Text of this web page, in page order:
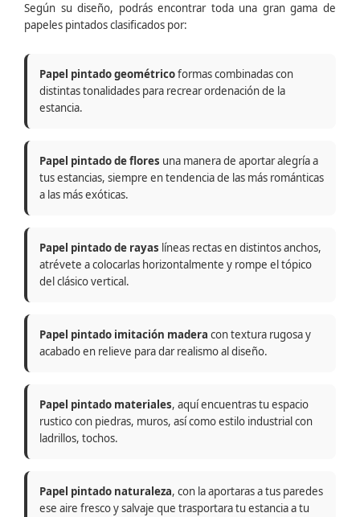
Según su diseño, podrás encontrar toda una gran gama de
papeles pintados clasificados por:
Papel pintado geométricoformas combinadas con
distintas tonalidades para recrear ordenación de la
estancia.
Papel pintado de flores una manera de aportar alegría a
tus estancias, siempre en tendencia de las más románticas
a las más exóticas.
Papel pintado de rayas líneas rectas en distintos anchos,
atrévete a colocarlas horizontalmente y rompe el tópico
del clásico vertical.
Papel pintado imitación madera con textura rugosa y
acabado en relieve para dar realismo al diseño.
Papel pintado materiales, aquí encuentras tu espacio
rustico con piedras, muros, así como estilo industrial con
ladrillos, tochos.
Papel pintado naturaleza, con la aportaras a tus paredes
ese aire fresco y salvaje que trasportara tu estancia a tu